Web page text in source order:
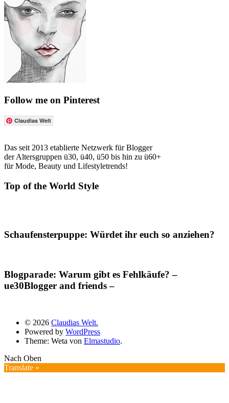
Follow me on Pinterest
Claudias Welt
Das seit 2013 etablierte Netzwerk für Blogger
der Altersgruppen ü30, ü40, ü50 bis hin zu ü60+
für Mode, Beauty und Lifestyletrends!
Top of the World Style
Schaufensterpuppe: Würdet ihr euch so anziehen?
Blogparade: Warum gibt es Fehlkäufe? –
ue30Blogger and friends –
© 2026 Claudias Welt.
Powered by WordPress
Theme: Weta von Elmastudio.
Nach Oben
Translate »